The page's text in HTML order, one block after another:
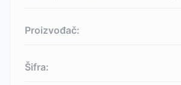
Proizvođač:
Šifra: